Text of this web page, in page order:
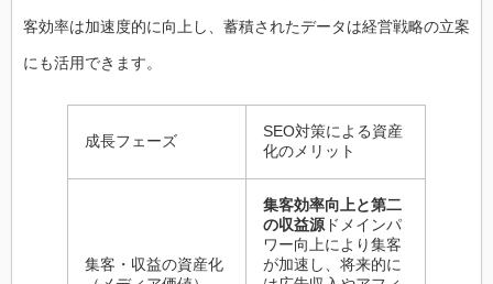
客効率は加速度的に向上し、蓄積されたデータは経営戦略の立案
にも活用できます。
成長フェーズ
SEO対策による資産
化のメリット
集客・収益の資産化
集客効率向上と第二
の収益源 ドメインパ
ワー向上により集客
が加速し、将来的に